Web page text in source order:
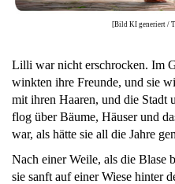
[Bild KI generiert /
Lilli war nicht erschrocken. Im
winkten ihre Freunde, und sie
mit ihren Haaren, und die Stadt
flog über Bäume, Häuser und
war, als hätte sie all die Jahre
Nach einer Weile, als die Blase
sie sanft auf einer Wiese hinter